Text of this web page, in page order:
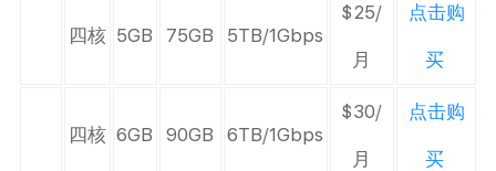
四核 5GB 75GB 5TB/1Gbps
$25/
月
点击购
买
四核 6GB 90GB 6TB/1Gbps
$30/
月
点击购
买